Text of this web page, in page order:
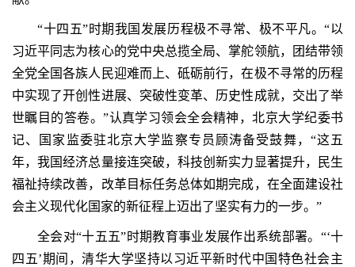
“十四五”时期我国发展历程极不寻常、极不平凡。“以
习近平同志为核心的党中央总揽全局、掌舵领航，团结带领
全党全国各族人民迎难而上、砥砺前行，在极不寻常的历程
中实现了开创性进展、突破性变革、历史性成就，交出了举
世瞩目的答卷。”认真学习领会全会精神，北京大学纪委书
记、国家监委驻北京大学监察专员顾涛备受鼓舞，“这五
年，我国经济总量接连突破，科技创新实力显著提升，民生
福祉持续改善，改革目标任务总体如期完成，在全面建设社
会主义现代化国家的新征程上迈出了坚实有力的一步。”
全会对“十五五”时期教育事业发展作出系统部署。“‘十
四五’期间，清华大学坚持以习近平新时代中国特色社会主